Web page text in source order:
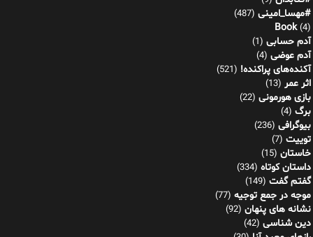
#مهسا_امینی (487)
Book(4)
آدم حسابی (1)
آدم عوضی (4)
آکنده‌های پراکنده! (521)
اثر عمر (13)
بازی هورمونی (22)
برگ (4)
بیوگرافی (236)
توییت (7)
خاستان (15)
داستان کوتاه (334)
گفتم گفت (149)
موجه در جمع توجیه (77)
نشانه های پنهان (92)
دین شناسی (42)